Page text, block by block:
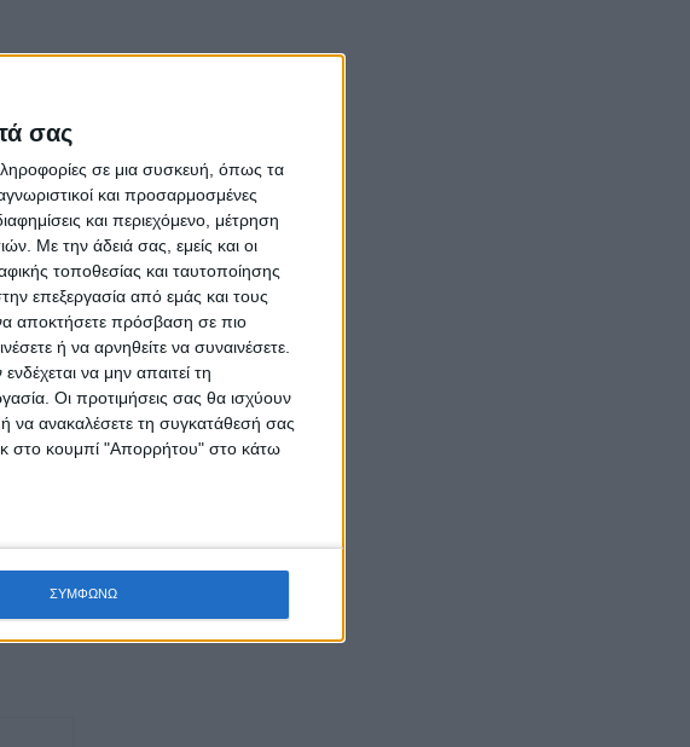
σας
σε μια συσκευή, όπως τα
και προσαρμοσμένες
και περιεχόμενο, μέτρηση
Με την άδειά σας, εμείς και οι
τοποθεσίας και ταυτοποίησης
επεξεργασία από εμάς και τους
αποκτήσετε πρόσβαση σε πιο
ή να αρνηθείτε να συναινέσετε.
να μην απαιτεί τη
Οι προτιμήσεις σας θα ισχύουν
να ανακαλέσετε τη συγκατάθεσή σας
στο κουμπί "Απορρήτου" στο κάτω
ΣΥΜΦΩΝΩ
και
τα
ΑΡΘΡΟ
για
τόνων